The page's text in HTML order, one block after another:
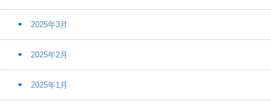
2025年3月
2025年2月
2025年1月